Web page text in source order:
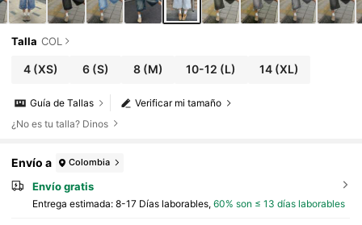
Talla COL
4(XS) 6(S) 8(M) 10-12 (L) 14 (XL)
Verificar mi tamaño
Guía de Tallas
¿No es tu talla? Dinos
Envío a Colombia
Envío gratis
Entrega estimada: 8-17 Días laborables, 60% son ≤ 13 días laborables